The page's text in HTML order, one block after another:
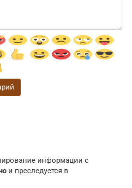
информации с
и преследуется в